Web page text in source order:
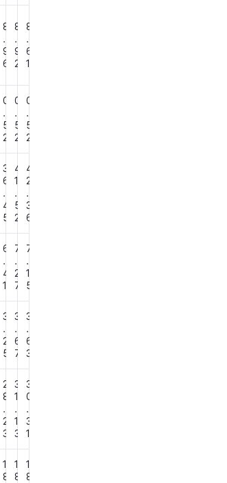
8
.
9
6
8
.
9
2
8
.
6
1
0
.
5
2
0
.
5
2
0
.
5
2
3
6
.
4
5
4
1
.
5
2
4
2
.
3
6
6
.
4
1
7
.
2
7
7
.
1
5
3
.
2
5
3
.
6
7
3
.
6
3
2
8
.
2
3
3
1
.
1
3
3
0
.
3
1
1
8
1
8
1
8